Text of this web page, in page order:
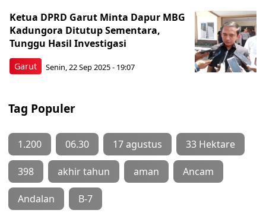
Garut
Ketua DPRD Garut Minta Dapur MBG
Kadungora Ditutup Sementara,
Tunggu Hasil Investigasi
Senin, 22 Sep 2025 - 19:07
Tag Populer
1.200 06.30 17 agustus 33 Hektare
398 akhir tahun aman Ancam
Andalan B-7